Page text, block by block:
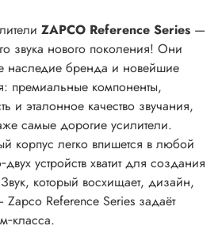
ZAPCO Reference Series —
звука нового поколения! Они
наследие бренда и новейшие
премиальные компоненты,
и эталонное качество звучания,
самые дорогие усилители.
корпус легко впишется в любой
устройств хватит для создания
который восхищает, дизайн,
Zapco Reference Series задаёт